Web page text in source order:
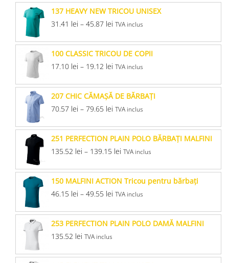
137 HEAVY NEW TRICOU UNISEX
31.41 lei – 45.87 lei TVA inclus
100 CLASSIC TRICOU DE COPII
17.10 lei – 19.12 lei TVA inclus
207 CHIC CĂMAŞĂ DE BĂRBAŢI
70.57 lei – 79.65 lei TVA inclus
251 PERFECTION PLAIN POLO BĂRBAŢI MALFINI
135.52 lei – 139.15 lei TVA inclus
150 MALFINI ACTION Tricou pentru bărbaţi
46.15 lei – 49.55 lei TVA inclus
253 PERFECTION PLAIN POLO DAMĂ MALFINI
135.52 lei TVA inclus